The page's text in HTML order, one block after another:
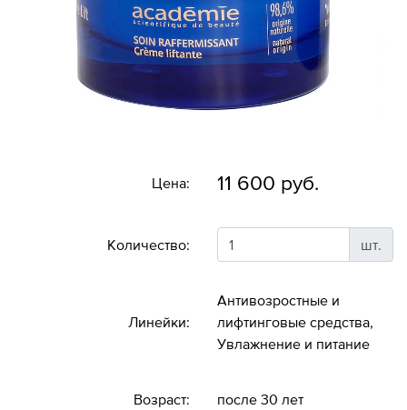
Цена: 11 600 руб.
Количество: шт.
Линейки:
Антивозростные и
лифтинговые средства,
Увлажнение и питание
Возраст: после 30 лет